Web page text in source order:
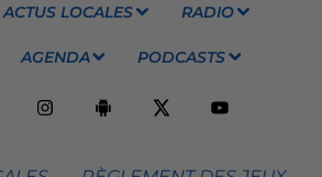
ACTUS LOCALES RADIO
AGENDA PODCASTS